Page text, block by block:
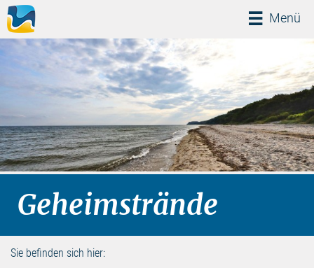
Menü
Menü
Geheimstrände
Sie befinden sich hier: